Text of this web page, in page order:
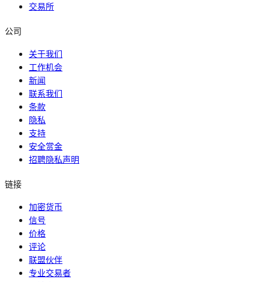
交易所
公司
关于我们
工作机会
新闻
联系我们
条款
隐私
支持
安全赏金
招聘隐私声明
链接
加密货币
信号
价格
评论
联盟伙伴
专业交易者